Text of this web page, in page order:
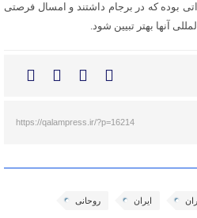
بوده که در برجام داشتند و امسال فرصتی
آنها بهتر تبیین شود.
https://qalampress.ir/?p=16214
ایران روحانی